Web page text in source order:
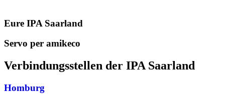
Eure IPA Saarland
Servo per amikeco
Verbindungs­stellen der IPA Saarland
Homburg